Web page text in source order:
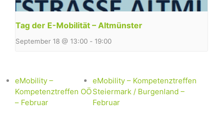
Tag der E-Mobilität – Altmünster
September 18 @ 13:00 - 19:00
eMobility –
Kompetenztreffen OÖ
– Februar
eMobility – Kompetenztreffen
Steiermark / Burgenland –
Februar